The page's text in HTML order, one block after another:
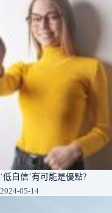
‘低自信’有可能是優點?
2024-05-14